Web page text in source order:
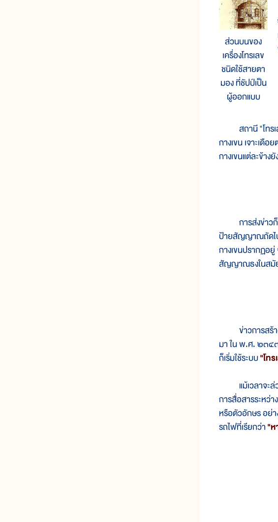
ส่วนบนของ
เครื่องโทรเลข
ชนิดใช้สายตา
มอง ที่ชัปป์เป็น
ผู้ออกแบบ
สถานี "โทรเล
กางเขน เจาะเดือ
กางเขนแต่ละข้า
การส่งข่าวก็ใ
ป้ายสัญญาณถัดไ
กางเขนปรากฏอ
สัญญาณธงในสมั
ข่าวการสร้า
มา ใน พ.ศ. ๒๓๔
ก็เริ่มใช้ระบบ"โท
แม้เวลาจะล่ว
การสื่อสารระหว่
หรือตัวอักษร อย่า
รถไฟที่เรียกว่า"ห